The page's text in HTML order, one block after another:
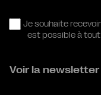
Je souhaite
est possible à
Voir la